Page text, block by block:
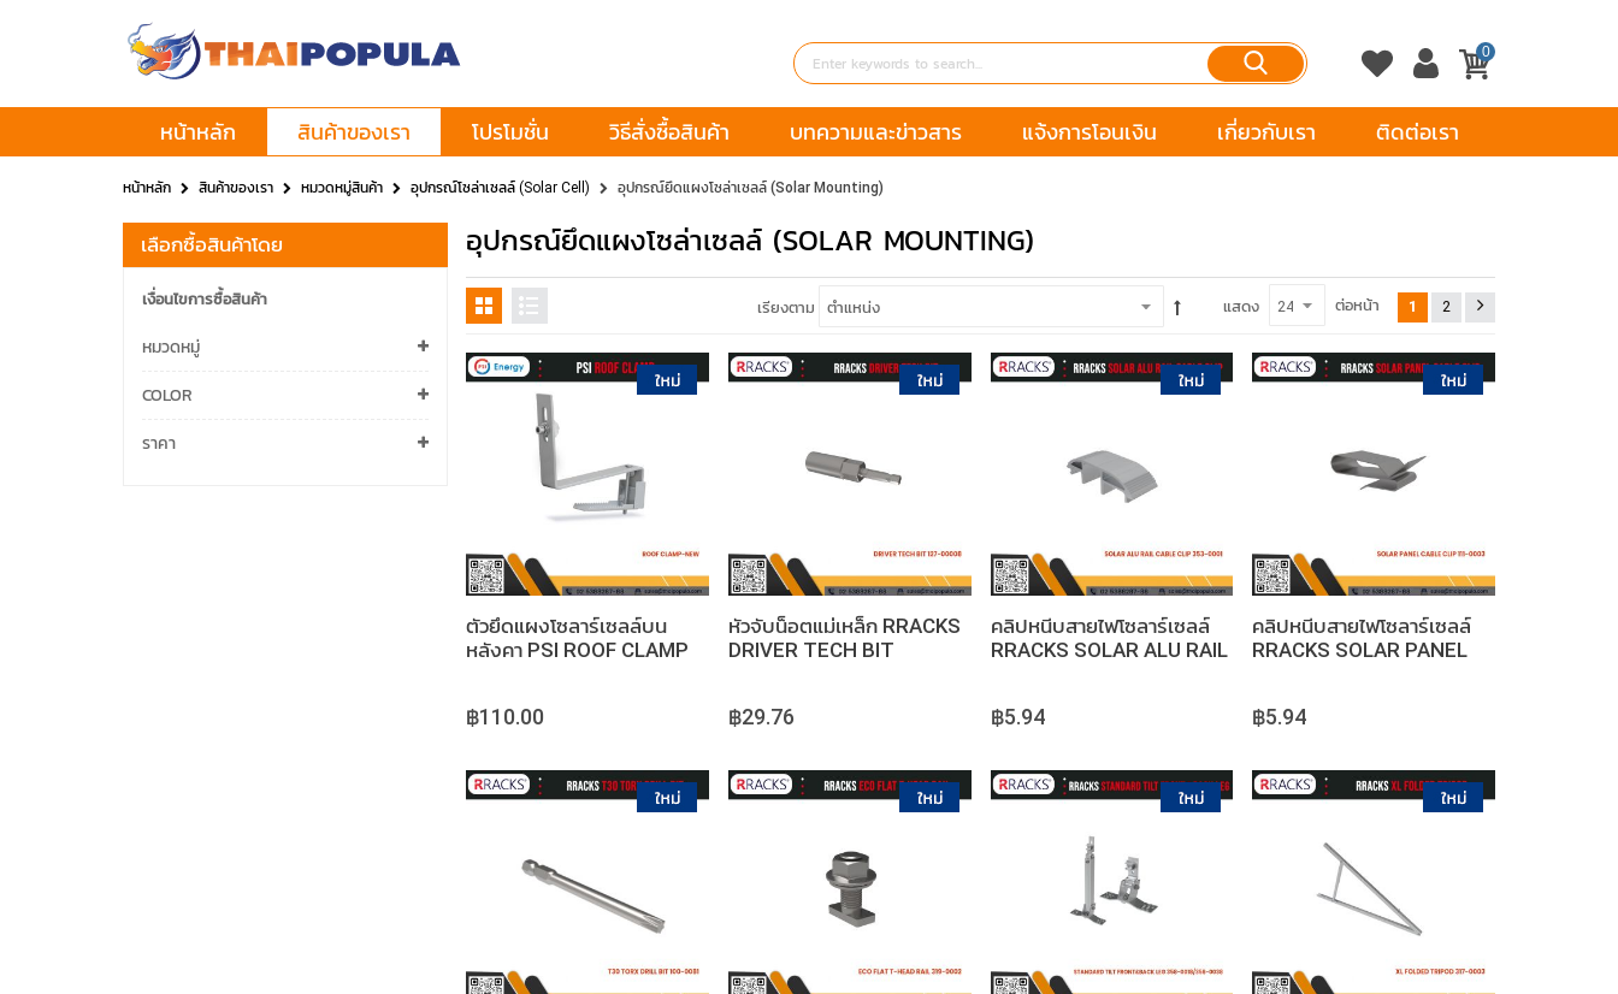
0
หน้าหลัก สินค้าของเรา โปรโมชั่น แจ้งการโอนเงิน เกี่ยวกับเรา ติดต่อเรา
วิธีสั่งซื้อสินค้า บทความและข่าวสาร
หน้าหลัก สินค้าของเรา หมวดหมู่สินค้า อุปกรณ์โซล่าเซลล์ (Solar Cell) อุปกรณ์ยึดแผงโซล่าเซลล์ (Solar Mounting)
อุปกรณ์ยึดแผงโซล่าเซลล์ (SOLAR MOUNTING)
เรียงตาม แสดง ต่อหน้า 1 2
ตัวยึดแผงโซลาร์เซลล์บน
หลังคา PSI ROOF CLAMP
฿110.00
หยิบใส่ตะกร้า
หัวจับน็อตแม่เหล็ก RRACKS
DRIVER TECH BIT
฿29.76
คลิปหนีบสายไฟโซลาร์เซลล์
RRACKS SOLAR ALU RAIL
฿5.94
หยิบใส่ตะกร้า
คลิปหนีบสายไฟโซลาร์เซลล์
RRACKS SOLAR PANEL
฿5.94
หยิบใส่ตะกร้า หยิบใส่ตะกร้า หยิบใส่ตะกร้า หยิบใส่ตะกร้า
เลือกซื้อสินค้าโดย
เงื่อนไขการซื้อสินค้า
หมวดหมู่
COLOR
ราคา